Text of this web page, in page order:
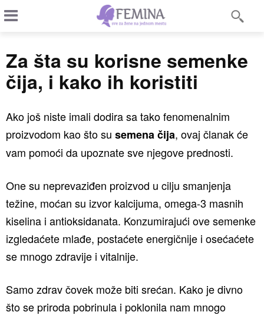
Za šta su korisne semenke
čija, i kako ih koristiti
Ako još niste imali dodira sa tako fenomenalnim
proizvodom kao što su semena čija, ovaj članak će
vam pomoći da upoznate sve njegove prednosti.
One su neprevaziđen proizvod u cilju smanjenja
težine, moćan su izvor kalcijuma, omega-3 masnih
kiselina i antioksidanata. Konzumirajući ove semenke
izgledaćete mlađe, postaćete energičnije i osećaćete
se mnogo zdravije i vitalnije.
Samo zdrav čovek može biti srećan. Kako je divno
što se priroda pobrinula i poklonila nam mnogo